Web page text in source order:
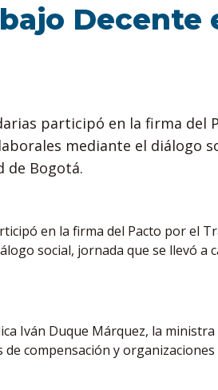
Decente
participó en la firma del
mediante el diálogo
de Bogotá.
en la firma del Pacto por el
social, jornada que se llevó a
Iván Duque Márquez, la ministra
compensación y organizaciones